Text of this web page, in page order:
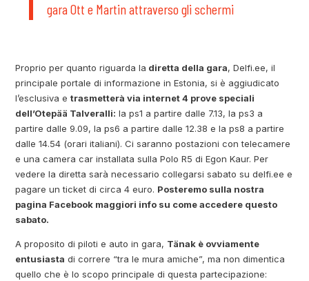
gara Ott e Martin attraverso gli schermi
Proprio per quanto riguarda la diretta della gara, Delfi.ee, il
principale portale di informazione in Estonia, si è aggiudicato
l’esclusiva etrasmetterà via internet 4 prove speciali
dell’Otepää Talveralli: la ps1 a partire dalle 7.13, la ps3 a
partire dalle 9.09, la ps6 a partire dalle 12.38 e la ps8 a partire
dalle 14.54 (orari italiani). Ci saranno postazioni con telecamere
e una camera car installata sulla Polo R5 di Egon Kaur. Per
vedere la diretta sarà necessario collegarsi sabato su delfi.ee e
pagare un ticket di circa 4 euro. Posteremo sulla nostra
pagina Facebook maggiori info su come accedere questo
sabato.
A proposito di piloti e auto in gara, Tänak è ovviamente
entusiasta di correre “tra le mura amiche”, ma non dimentica
quello che è lo scopo principale di questa partecipazione: